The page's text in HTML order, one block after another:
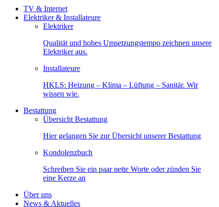
TV & Internet
Elektriker & Installateure
Elektriker
Qualität und hohes Umsetzungstempo zeichnen unsere
Elektriker aus.
Installateure
HKLS: Heizung – Klima – Lüftung – Sanitär. Wir
wissen wie.
Bestattung
Übersicht Bestattung
Hier gelangen Sie zur Übersicht unserer Bestattung
Kondolenzbuch
Schreiben Sie ein paar nette Worte oder zünden Sie
eine Kerze an
Über uns
News & Aktuelles